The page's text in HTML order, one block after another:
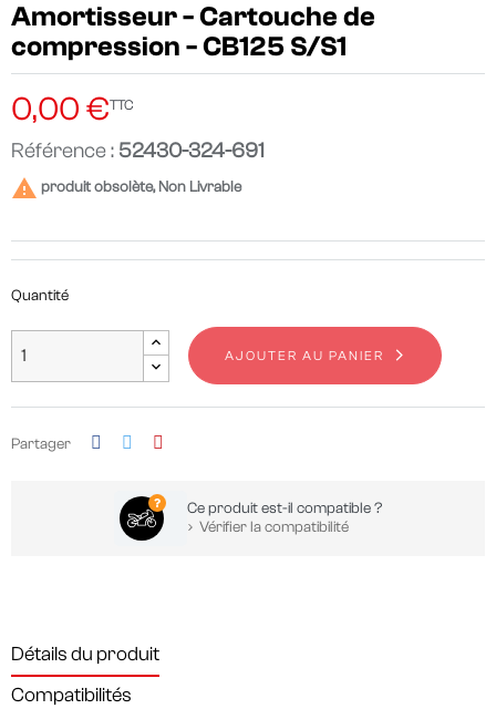
Amortisseur - Cartouche de
compression - CB125 S/S1
0,00 €TTC
Référence : 52430-324-691
 produit obsolète, Non Livrable
Quantité
AJOUTER AU PANIER
Partager
Ce produit est-il compatible ?
Vérifier la compatibilité
Détails du produit
Compatibilités